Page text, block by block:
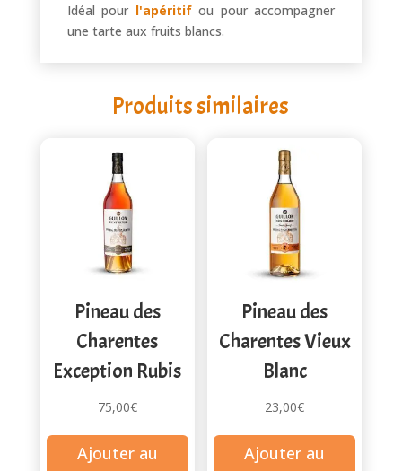
Idéal pour l'apéritifou pour accompagner
une tarte aux fruits blancs.
Produits similaires
Pineau des
Charentes
Exception Rubis
75,00€
Ajouter au
Pineau des
Charentes Vieux
Blanc
23,00€
Ajouter au